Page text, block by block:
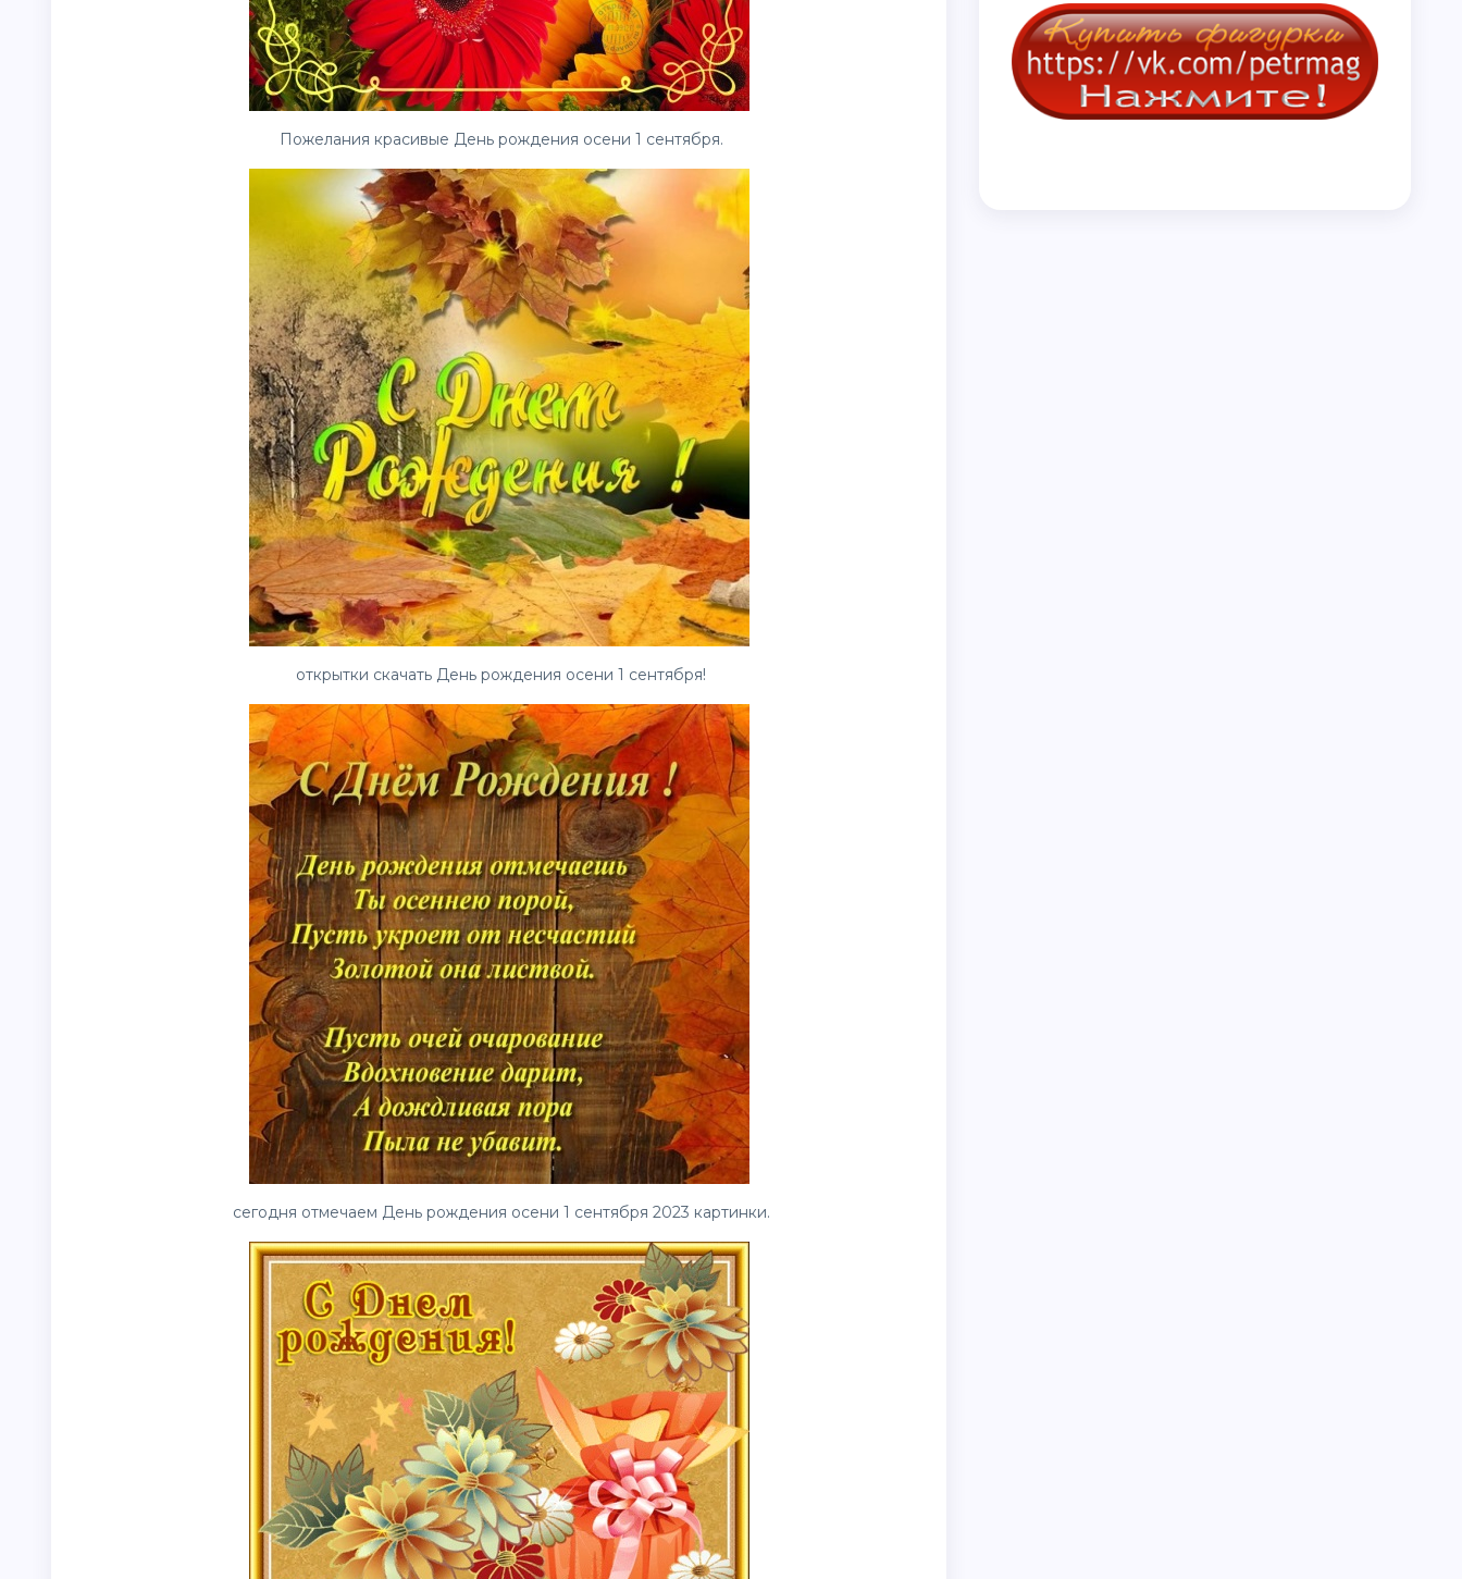
Пожелания красивые День рождения осени 1 сентября.
открытки скачать День рождения осени 1 сентября!
сегодня отмечаем День рождения осени 1 сентября 2023 картинки.